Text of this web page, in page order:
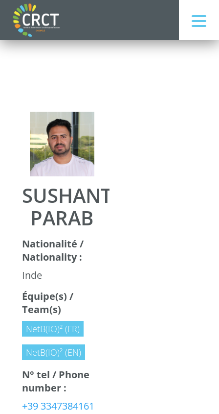
SUSHANT
PARAB
Nationalité /
Nationality :
Inde
Équipe(s) /
Team(s)
NetB(IO)² (FR)
NetB(IO)² (EN)
N° tel / Phone
number :
+39 3347384161